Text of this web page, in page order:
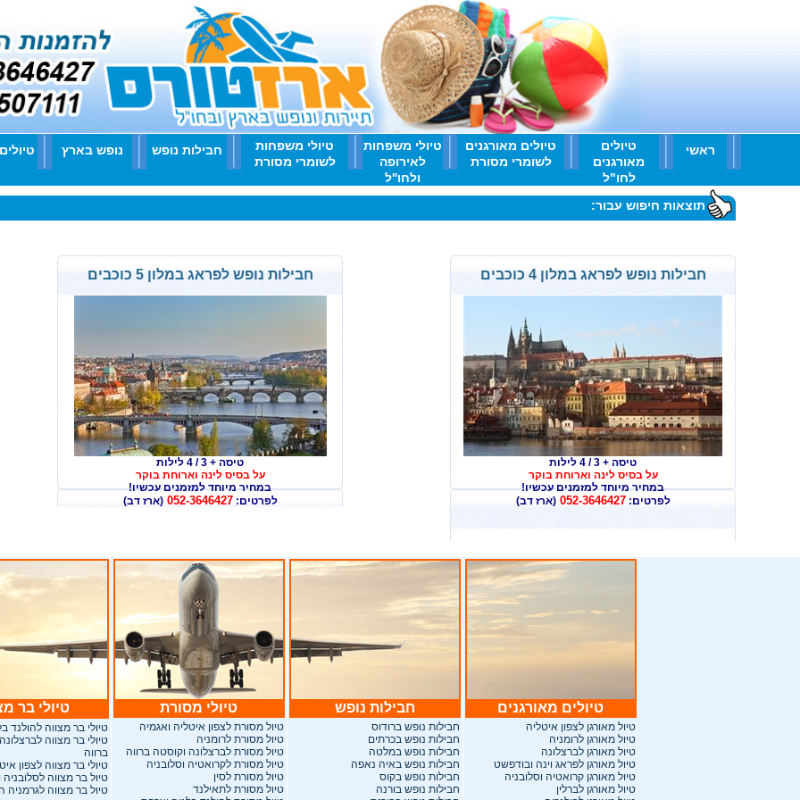
ראשי
טיולים
מאורגנים
לחו"ל
טיולים מאורגנים
לשומרי מסורת
טיולי משפחות
לאירופה
ולחו''ל
טיולי משפחות
לשומרי מסורת
חבילות נופש נופש בארץ
תוצאות חיפוש עבור:
חבילות נופש לפראג במלון 4 כוכבים
טיסה + 3 / 4 לילות
על בסיס לינה וארוחת בוקר
במחיר מיוחד למזמנים עכשיו!
לפרטים:052-3646427 (ארז דב)
חבילות נופש לפראג במלון 5 כוכבים
טיסה + 3 / 4 לילות
על בסיס לינה וארוחת בוקר
במחיר מיוחד למזמנים עכשיו!
לפרטים:052-3646427 (ארז דב)
טיולים מאורגנים
טיול מאורגן לצפון איטליה
טיול מאורגן לרומניה
טיול מאורגן לברצלונה
טיול מאורגן לפראג וינה ובודפשט
טיול מאורגן קרואטיה וסלובניה
טיול מאורגן לברלין
חבילות נופש
חבילות נופש ברודוס
חבילות נופש בכרתים
חבילות נופש במלטה
חבילות נופש באיה נאפה
חבילות נופש בקוס
חבילות נופש בורנה
טיולי מסורת
טיול מסורת לצפון איטליה ואגמיה
טיול מסורת לרומניה
טיול מסורת לברצלונה וקוסטה ברווה
טיול מסורת לקרואטיה וסלובניה
טיול מסורת לסין
טיול מסורת לתאילנד
טיולי בר
טיולי בר מצווה להולנד
טיולי בר מצווה
ברווה
טיולי בר מצווה לצפון
טיול בר מצווה לסלובניה
טיול בר מצווה לגרמניה